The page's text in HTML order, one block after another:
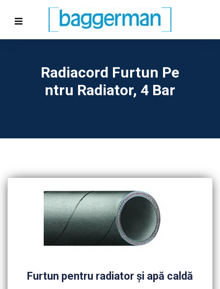
Radiacord Furtun Pe
Ntru Radiator, 4 Bar
Furtun pentru radiator şi apă caldă